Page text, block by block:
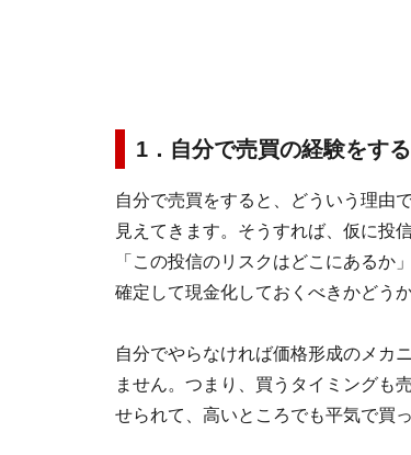
1．自分で売買の経験をする
自分で売買をすると、どういう理由
見えてきます。そうすれば、仮に投
「この投信のリスクはどこにあるか
確定して現金化しておくべきかどう
自分でやらなければ価格形成のメカ
ません。つまり、買うタイミングも
せられて、高いところでも平気で買